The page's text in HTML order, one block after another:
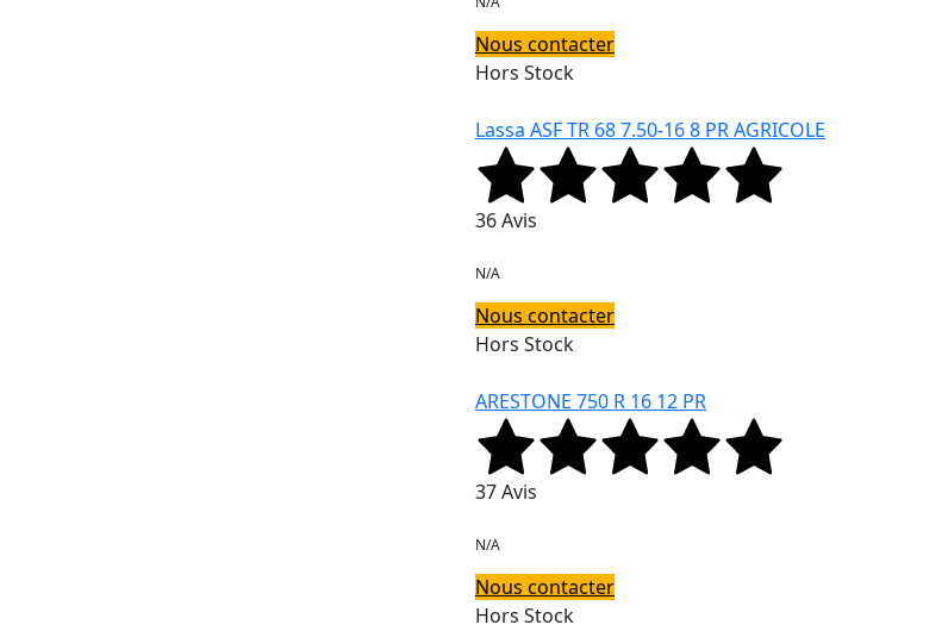
Nous contacter
Hors Stock
Lassa ASF TR 68 7.50-16 8 PR AGRICOLE
36 Avis
N/A
Nous contacter
Hors Stock
ARESTONE 750 R 16 12 PR
37 Avis
N/A
Nous contacter
Hors Stock